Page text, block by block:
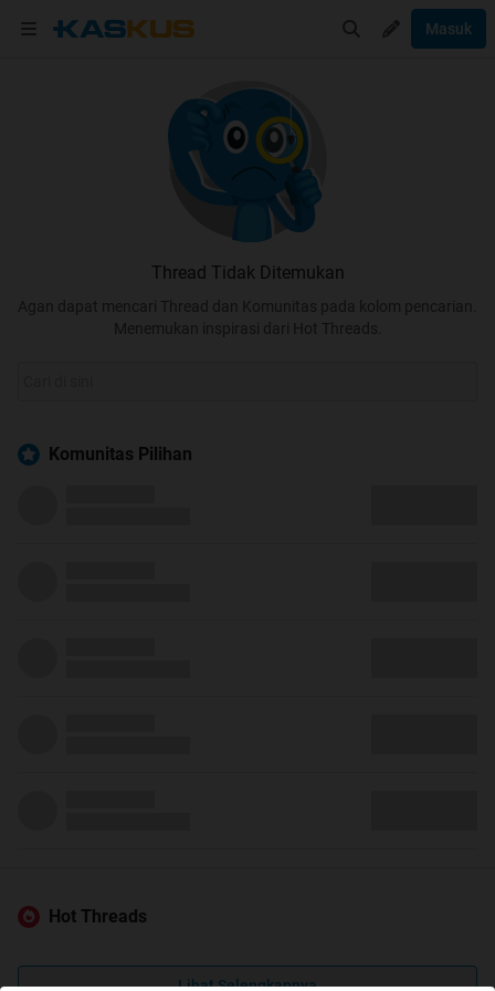
Masuk
Thread Tidak Ditemukan
Agan dapat mencari Thread dan Komunitas pada kolom pencarian.
Menemukan inspirasi dari Hot Threads.
Komunitas Pilihan
Hot Threads
Lihat Selengkapnya